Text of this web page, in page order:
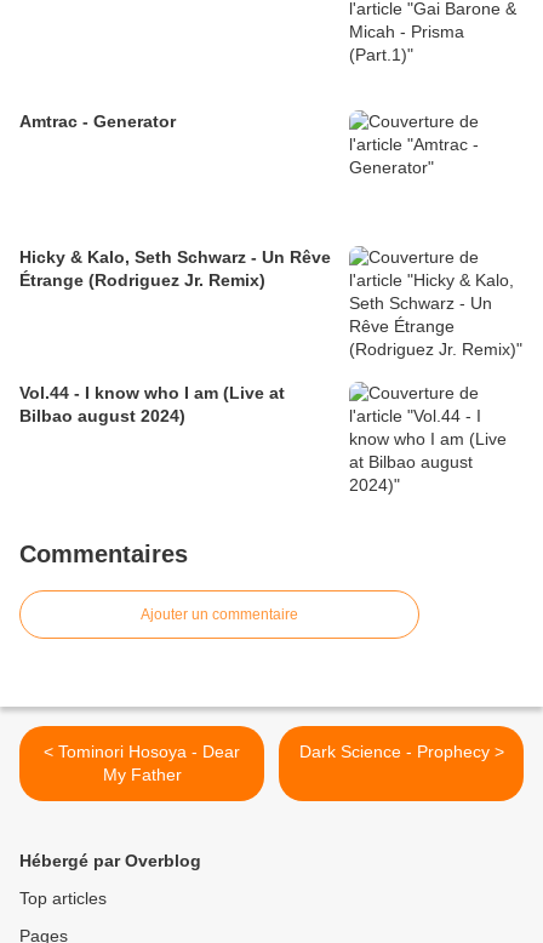
Amtrac - Generator
Hicky & Kalo, Seth Schwarz - Un Rêve
Étrange (Rodriguez Jr. Remix)
Vol.44 - I know who I am (Live at
Bilbao august 2024)
Commentaires
Ajouter un commentaire
< Tominori Hosoya - Dear
My Father
Dark Science - Prophecy >
Hébergé par Overblog
Top articles
Pages